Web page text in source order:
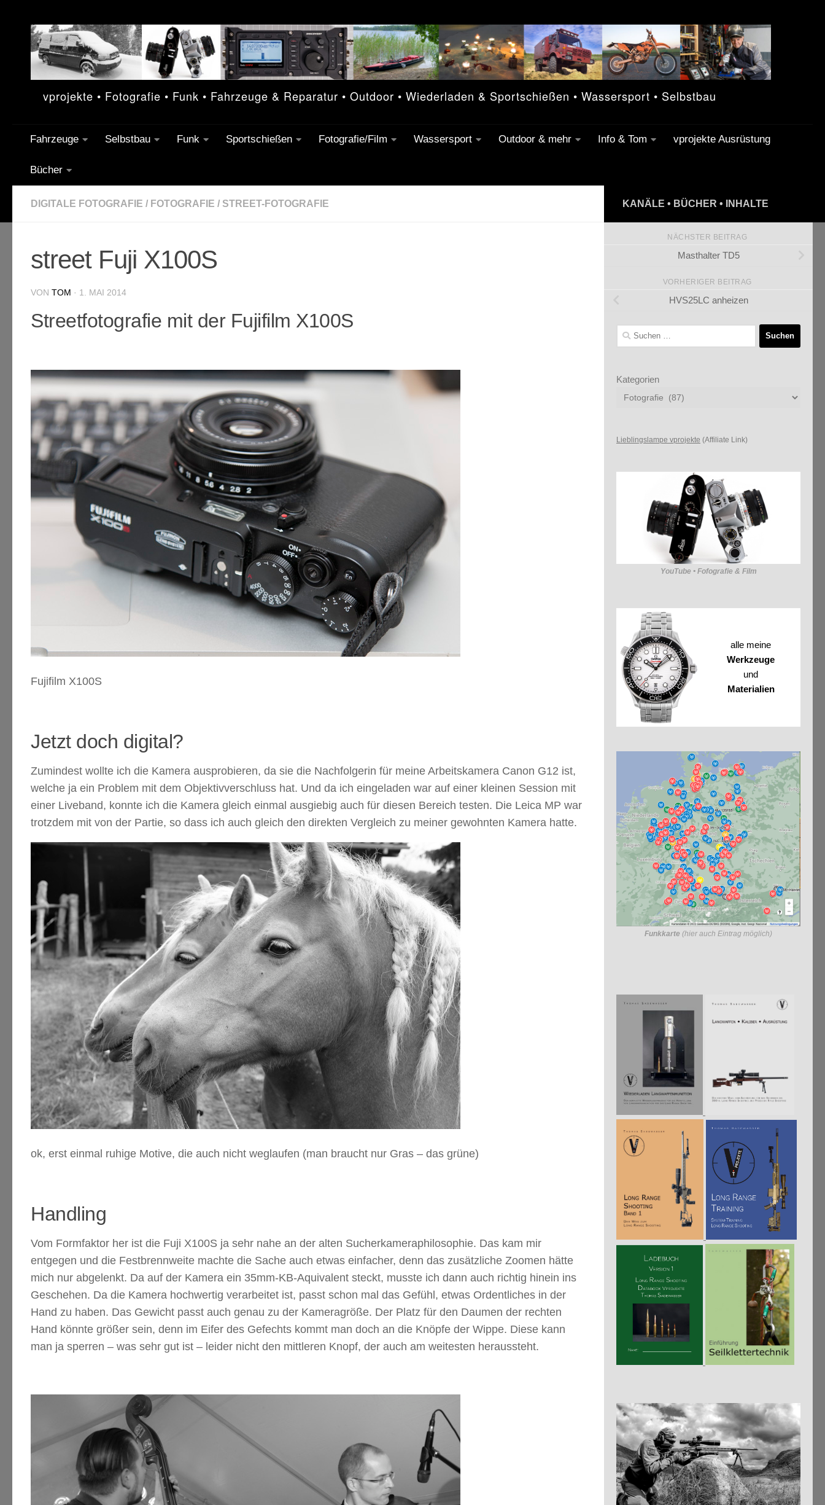
vprojekte • Fotografie • Funk • Fahrzeuge & Reparatur • Outdoor • Wiederladen & Sportschießen • Wassersport • Selbstbau
Fahrzeuge Selbstbau Funk Sportschießen Fotografie/Film Wassersport Outdoor & mehr Info & Tom vprojekte Ausrüstung
Bücher
DIGITALE FOTOGRAFIE / FOTOGRAFIE / STREET-FOTOGRAFIE
street Fuji X100S
VON TOM · 1. MAI 2014
Streetfotografie mit der Fujifilm X100S
Fujifilm X100S
Jetzt doch digital?
Zumindest wollte ich die Kamera ausprobieren, da sie die Nachfolgerin für meine Arbeitskamera Canon G12 ist,
welche ja ein Problem mit dem Objektivverschluss hat. Und da ich eingeladen war auf einer kleinen Session mit
einer Liveband, konnte ich die Kamera gleich einmal ausgiebig auch für diesen Bereich testen. Die Leica MP war
trotzdem mit von der Partie, so dass ich auch gleich den direkten Vergleich zu meiner gewohnten Kamera hatte.
ok, erst einmal ruhige Motive, die auch nicht weglaufen (man braucht nur Gras – das grüne)
Handling
Vom Formfaktor her ist die Fuji X100S ja sehr nahe an der alten Sucherkameraphilosophie. Das kam mir
entgegen und die Festbrennweite machte die Sache auch etwas einfacher, denn das zusätzliche Zoomen hätte
mich nur abgelenkt. Da auf der Kamera ein 35mm-KB-Aquivalent steckt, musste ich dann auch richtig hinein ins
Geschehen. Da die Kamera hochwertig verarbeitet ist, passt schon mal das Gefühl, etwas Ordentliches in der
Hand zu haben. Das Gewicht passt auch genau zu der Kameragröße. Der Platz für den Daumen der rechten
Hand könnte größer sein, denn im Eifer des Gefechts kommt man doch an die Knöpfe der Wippe. Diese kann
man ja sperren – was sehr gut ist – leider nicht den mittleren Knopf, der auch am weitesten heraussteht.
KANÄLE • BÜCHER • INHALTE
NÄCHSTER BEITRAG
Masthalter TD5
VORHERIGER BEITRAG
HVS25LC anheizen
Suchen
nach:
Kategorien
Lieblingslampe vprojekte (Affiliate Link)
YouTube • Fofografie & Film
alle meine
Werkzeuge
und
Materialien
Funkkarte (hier auch Eintrag möglich)